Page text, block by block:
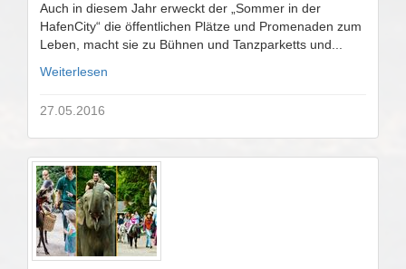
Auch in diesem Jahr erweckt der „Sommer in der
HafenCity“ die öffentlichen Plätze und Promenaden zum
Leben, macht sie zu Bühnen und Tanzparketts und...
Weiterlesen
27.05.2016